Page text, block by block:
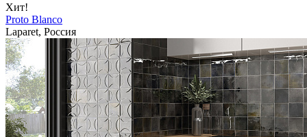
Хит!
Proto Blanco
Laparet, Россия